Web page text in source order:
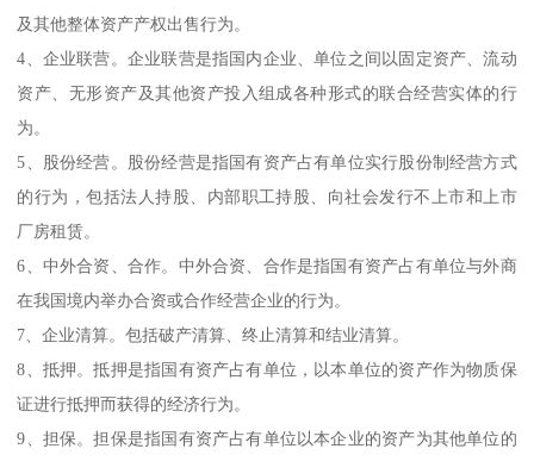
及其他整体资产产权出售行为。
4、企业联营。企业联营是指国内企业、单位之间以固定资产、流动
资产、无形资产及其他资产投入组成各种形式的联合经营实体的行
为。
5、股份经营。股份经营是指国有资产占有单位实行股份制经营方式
的行为，包括法人持股、内部职工持股、向社会发行不上市和上市
厂房租赁。
6、中外合资、合作。中外合资、合作是指国有资产占有单位与外商
在我国境内举办合资或合作经营企业的行为。
7、企业清算。包括破产清算、终止清算和结业清算。
8、抵押。抵押是指国有资产占有单位，以本单位的资产作为物质保
证进行抵押而获得的经济行为。
9、担保。担保是指国有资产占有单位以本企业的资产为其他单位的